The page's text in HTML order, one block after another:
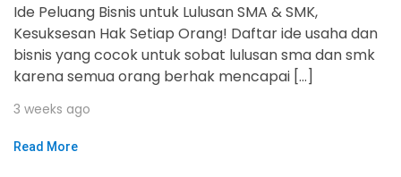
Ide Peluang Bisnis untuk Lulusan SMA & SMK,
Kesuksesan Hak Setiap Orang! Daftar ide usaha dan
bisnis yang cocok untuk sobat lulusan sma dan smk
karena semua orang berhak mencapai […]
3 weeks ago
Read More